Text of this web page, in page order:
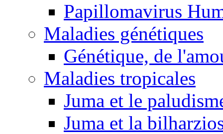
Papillomavirus
Maladies génétiques
Génétique, de
Maladies tropicales
Juma et le
Juma et la